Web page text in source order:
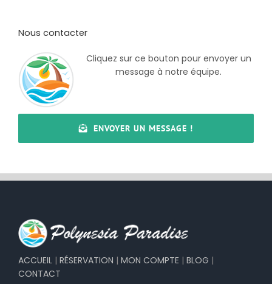
Nous contacter
Cliquez sur ce bouton pour envoyer un
message à notre équipe.
ENVOYER UN MESSAGE !
ACCUEIL | RÉSERVATION | MON COMPTE | BLOG |
CONTACT